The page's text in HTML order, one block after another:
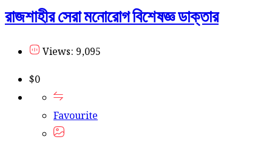
রাজশাহীর সেরা মনোরোগ বিশেষজ্ঞ ডাক্তার
Views: 9,095
$0
Favourite